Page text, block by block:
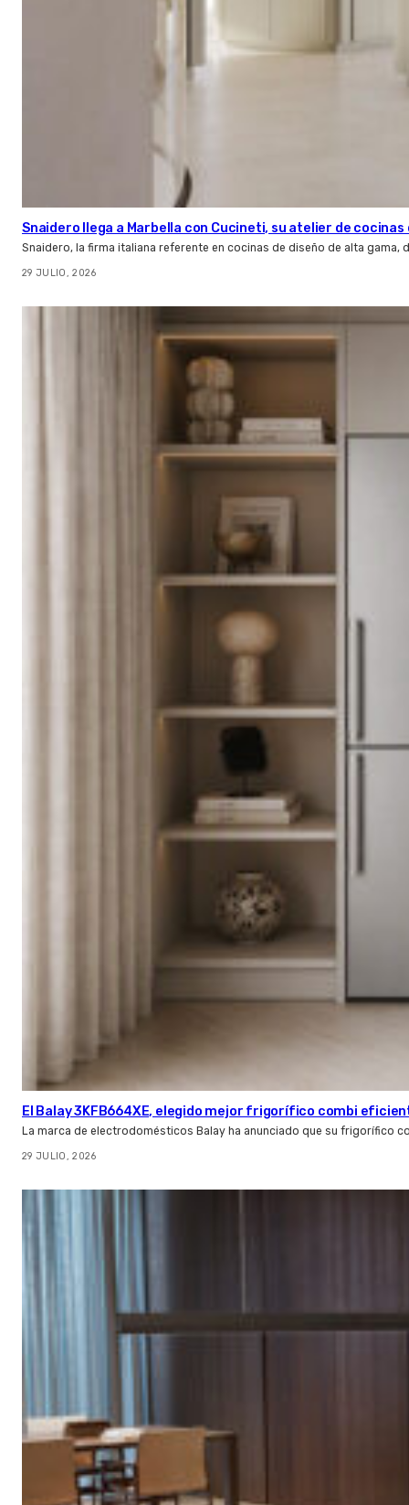
Snaidero llega a Marbella con Cucineti, su atelier de cocinas
Snaidero, la firma italiana referente en cocinas de diseño de alta gama,
29 JULIO, 2026
El Balay 3KFB664XE, elegido mejor frigorífico combi
La marca de electrodomésticos Balay ha anunciado que su frigorífico
29 JULIO, 2026